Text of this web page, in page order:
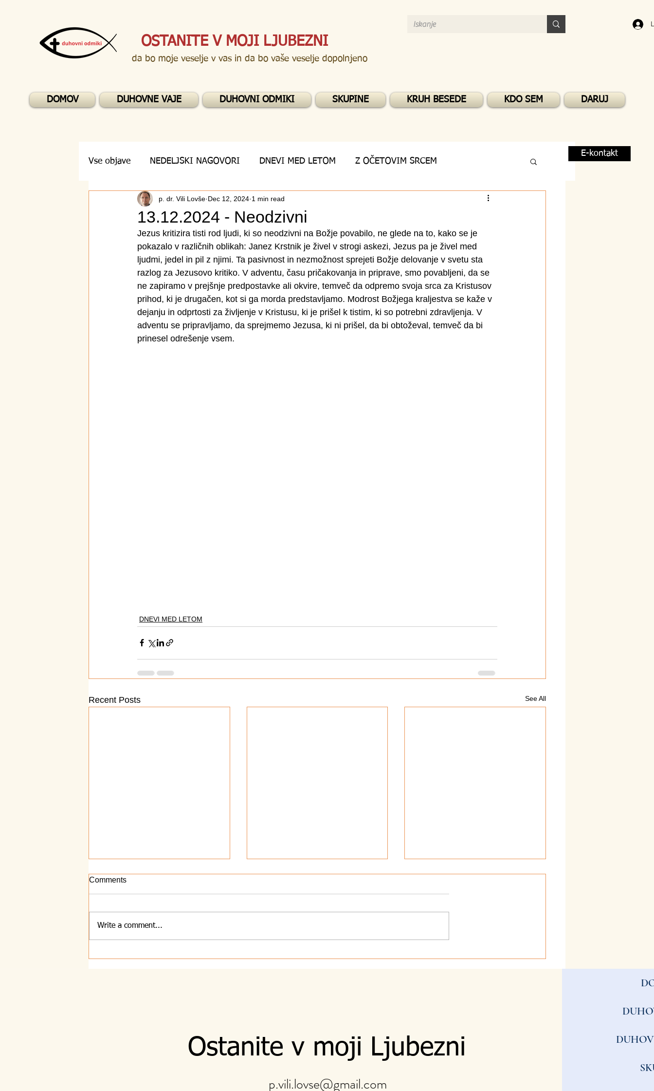
OSTANITE V MOJI LJUBEZNI
da bo moje veselje v vas in da bo vaše veselje dopolnjeno
DOMOV DUHOVNE VAJE DUHOVNI ODMIKI SKUPINE KRUH BESEDE KDO SEM DARUJ
Vse objave NEDELJSKI NAGOVORI DNEVI MED LETOM Z OČETOVIM SRCEM
DUHOVNA VPRAŠANJA
13.12.2024 - Neodzivni
p. dr. Vili Lovše Dec 12, 2024 1 min read
Jezus kritizira tisti rod ljudi, ki so neodzivni na Božje povabilo, ne glede na to, kako se je
pokazalo v različnih oblikah: Janez Krstnik je živel v strogi askezi, Jezus pa je živel med
ljudmi, jedel in pil z njimi. Ta pasivnost in nezmožnost sprejeti Božje delovanje v svetu sta
razlog za Jezusovo kritiko. V adventu, času pričakovanja in priprave, smo povabljeni, da se
ne zapiramo v prejšnje predpostavke ali okvire, temveč da odpremo svoja srca za Kristusov
prihod, ki je drugačen, kot si ga morda predstavljamo. Modrost Božjega kraljestva se kaže v
dejanju in odprtosti za življenje v Kristusu, ki je prišel k tistim, ki so potrebni zdravljenja. V
adventu se pripravljamo, da sprejmemo Jezusa, ki ni prišel, da bi obtoževal, temveč da bi
prinesel odrešenje vsem.
DNEVI MED LETOM
Recent Posts See All
8.8.2026 - Majhna
Comments
Write a comment...
E-kontakt
Ostanite v moji Ljubezni
p.vili.lovse@gmail.com